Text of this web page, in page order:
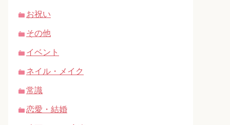
お祝い
その他
イベント
ネイル・メイク
常識
恋愛・結婚